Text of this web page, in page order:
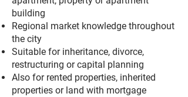
building
Regional market knowledge throughout
the city
Suitable for inheritance, divorce,
restructuring or capital planning
Also for rented properties, inherited
properties or land with mortgage